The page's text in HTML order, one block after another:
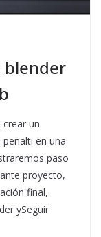
blender
un
en una
paso
proyecto,
final,
ySeguir